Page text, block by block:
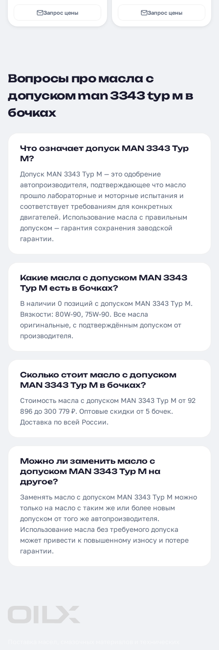
Запрос цены Запрос цены
Вопросы про масла с
допуском man 3343 typ м в
бочках
Что означает допуск MAN 3343 Typ
М?
Допуск MAN 3343 Typ М — это одобрение
автопроизводителя, подтверждающее что масло
прошло лабораторные и моторные испытания и
соответствует требованиям для конкретных
двигателей. Использование масла с правильным
допуском — гарантия сохранения заводской
гарантии.
Какие масла с допуском MAN 3343
Typ М есть в бочках?
В наличии 0 позиций с допуском MAN 3343 Typ М.
Вязкости: 80W-90, 75W-90. Все масла
оригинальные, с подтверждённым допуском от
производителя.
Сколько стоит масло с допуском
MAN 3343 Typ М в бочках?
Стоимость масла с допуском MAN 3343 Typ М от 92
896 до 300 779 ₽. Оптовые скидки от 5 бочек.
Доставка по всей России.
Можно ли заменить масло с
допуском MAN 3343 Typ М на
другое?
Заменять масло с допуском MAN 3343 Typ М можно
только на масло с таким же или более новым
допуском от того же автопроизводителя.
Использование масла без требуемого допуска
может привести к повышенному износу и потере
гарантии.